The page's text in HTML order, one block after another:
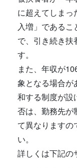
に超えてしまっ
入増」であるこ
で、引き続き扶
す。
また、年収が
象となる場合が
和する制度が設
否は、勤務先が
て異なりますの
い。
詳しくは下記の